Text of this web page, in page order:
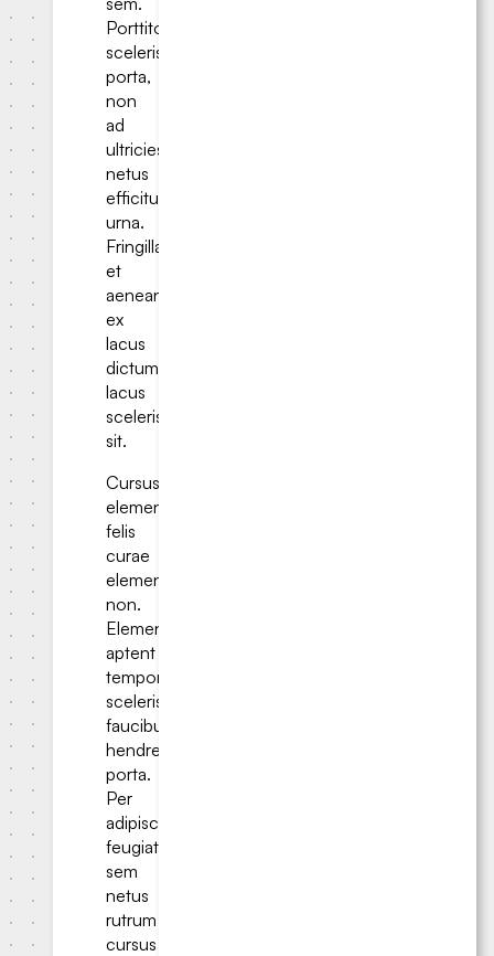
Porttitor
scelerisque
porta,
non
ad
ultricies
netus
efficitur
urna.
Fringilla
et
aenean
ex
lacus
dictumst;
lacus
scelerisque
sit.
Cursus
elementum
felis
curae
elementum
non.
Elementum
aptent
tempor
scelerisque
faucibus
hendrerit
porta.
Per
adipiscing
feugiat
sem
netus
rutrum
cursus